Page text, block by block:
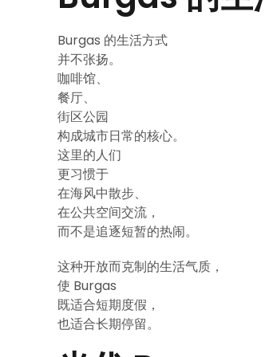
Burgas 的生活方式
并不张扬。
咖啡馆、
餐厅、
街区公园
构成城市日常的核心。
这里的人们
更习惯于
在海风中散步、
在公共空间交流，
而不是追逐短暂的热闹。
这种开放而克制的生活气质，
使 Burgas
既适合短期度假，
也适合长期停留。